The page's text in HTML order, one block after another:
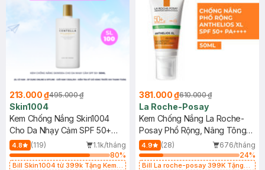
213.000 ₫495.000 ₫
Skin1004
Kem Chống Nắng Skin1004
Cho Da Nhạy Cảm SPF 50+
50ml
4.8 (119)
1.1k/tháng
80%
Bill Skin1004 từ 399k Tặng Kem
381.000 ₫610.000 ₫
La Roche-Posay
Kem Chống Nắng La Roche-
Posay Phổ Rộng, Nâng Tông
Kiềm Dầu 50ml
4.9 (28)
676/tháng
24%
Bill La roche-posay 399K Tặng